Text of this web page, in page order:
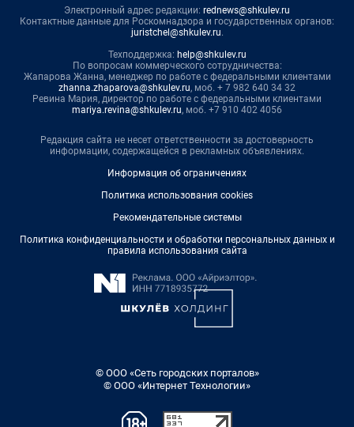
Электронный адрес редакции: rednews@shkulev.ru
Контактные данные для Роскомнадзора и государственных органов:
juristchel@shkulev.ru.
Техподдержка: help@shkulev.ru
По вопросам коммерческого сотрудничества:
Жапарова Жанна, менеджер по работе с федеральными клиентами
zhanna.zhaparova@shkulev.ru, моб. + 7 982 640 34 32
Ревина Мария, директор по работе с федеральными клиентами
mariya.revina@shkulev.ru, моб. +7 910 402 4056
Редакция сайта не несет ответственности за достоверность
информации, содержащейся в рекламных объявлениях.
Информация об ограничениях
Политика использования cookies
Рекомендательные системы
Политика конфиденциальности и обработки персональных данных и
правила использования сайта
© ООО «Сеть городских порталов»
© ООО «Интернет Технологии»